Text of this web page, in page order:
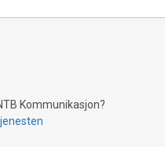
Kommunikasjon?